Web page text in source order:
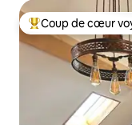
Coups de cœur
Coup de cœur